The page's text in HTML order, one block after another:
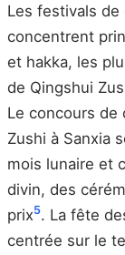
Les festivals de
concentrent
et hakka, les
de Qingshui
Le concours de
Zushi à Sanxia
mois lunaire et
divin, des
prix5. La fête
centrée sur le